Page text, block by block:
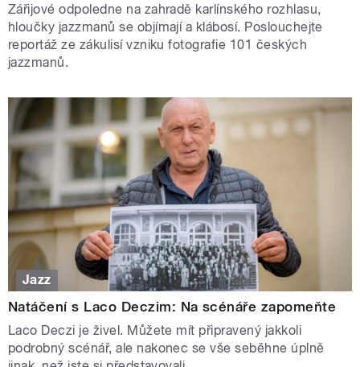
Zářijové odpoledne na zahradě karlínského rozhlasu,
hloučky jazzmanů se objímají a klábosí. Poslouchejte
reportáž ze zákulisí vzniku fotografie 101 českých
jazzmanů.
Jazz
Natáčení s Laco Deczim: Na scénáře zapomeňte
Laco Deczi je živel. Můžete mít připravený jakkoli
podrobný scénář, ale nakonec se vše seběhne úplně